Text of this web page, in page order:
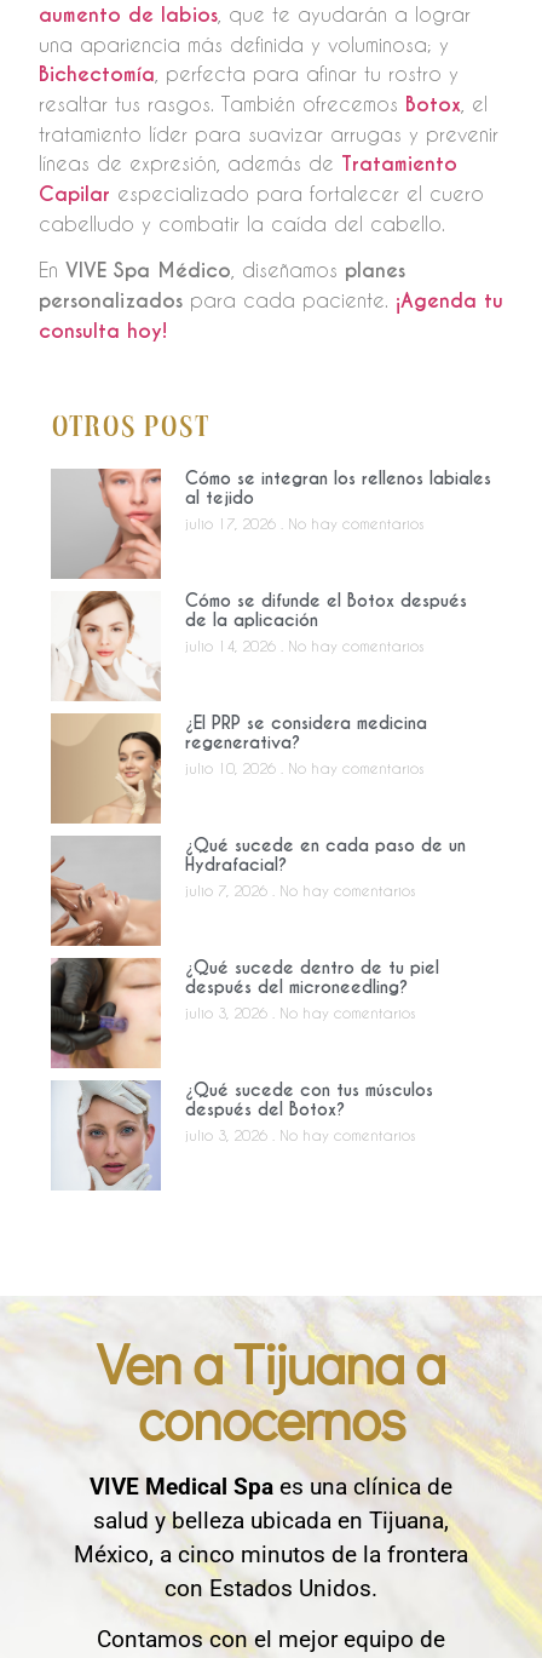
Otros Post
Cómo se integran los rellenos labiales
al tejido
julio 17, 2026 No hay comentarios
Cómo se difunde el Botox después
de la aplicación
julio 14, 2026 No hay comentarios
¿El PRP se considera medicina
regenerativa?
julio 10, 2026 No hay comentarios
¿Qué sucede en cada paso de un
Hydrafacial?
julio 7, 2026 No hay comentarios
¿Qué sucede dentro de tu piel
después del microneedling?
julio 3, 2026 No hay comentarios
¿Qué sucede con tus músculos
después del Botox?
julio 3, 2026 No hay comentarios
aumento de labios , que te ayudarán a lograr
una apariencia más definida y voluminosa; y
Bichectomía , perfecta para afinar tu rostro y
resaltar tus rasgos. También ofrecemos Botox , el
tratamiento líder para suavizar arrugas y prevenir
líneas de expresión, además de Tratamiento
Capilar especializado para fortalecer el cuero
cabelludo y combatir la caída del cabello.
En VIVE Spa Médico , diseñamos planes
personalizados para cada paciente. ¡Agenda tu
consulta hoy!
Ven a Tijuana a
conocernos
VIVE Medical Spa es una clínica de
salud y belleza ubicada en Tijuana,
México, a cinco minutos de la frontera
con Estados Unidos.
Contamos con el mejor equipo de